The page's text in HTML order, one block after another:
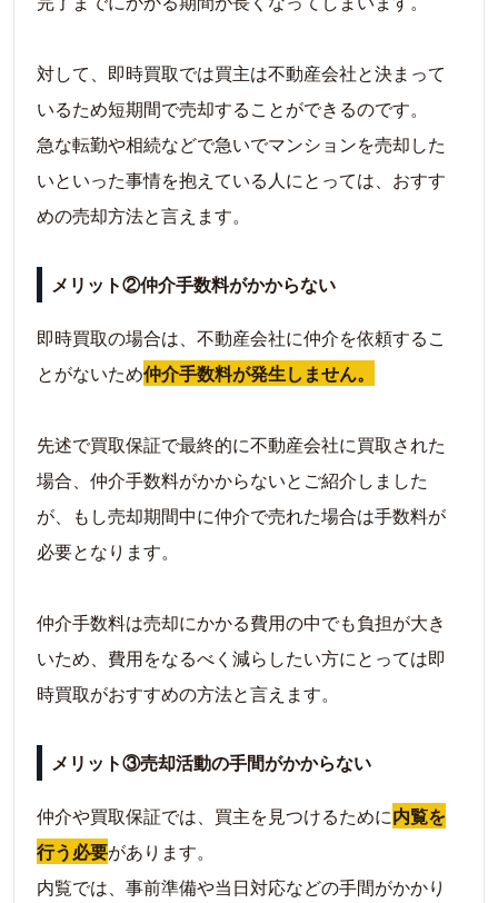
対して、即時買取では買主は不動産会社と決まって
いるため短期間で売却することができるのです。
急な転勤や相続などで急いでマンションを売却した
いといった事情を抱えている人にとっては、おすす
めの売却方法と言えます。
メリット②仲介手数料がかからない
即時買取の場合は、不動産会社に仲介を依頼するこ
とがないため仲介手数料が発生しません。
先述で買取保証で最終的に不動産会社に買取された
場合、仲介手数料がかからないとご紹介しました
が、もし売却期間中に仲介で売れた場合は手数料が
必要となります。
仲介手数料は売却にかかる費用の中でも負担が大き
いため、費用をなるべく減らしたい方にとっては即
時買取がおすすめの方法と言えます。
メリット③売却活動の手間がかからない
仲介や買取保証では、買主を見つけるために内覧を
行う必要があります。
内覧では、事前準備や当日対応などの手間がかかり